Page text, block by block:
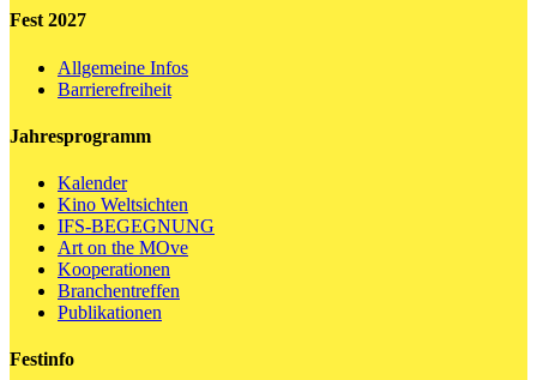
Fest 2027
Allgemeine Infos
Barrierefreiheit
Jahresprogramm
Kalender
Kino Weltsichten
IFS-BEGEGNUNG
Art on the MOve
Kooperationen
Branchentreffen
Publikationen
Festinfo